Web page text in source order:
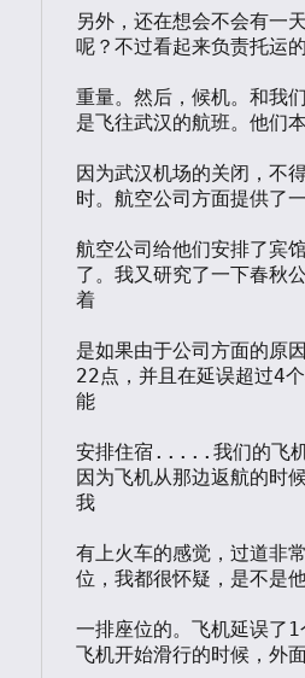
另外，还在想会不会有一
呢？不过看起来负责托运
重量。然后，候机。和我
是飞往武汉的航班。他们
因为武汉机场的关闭，不
时。航空公司方面提供了
航空公司给他们安排了宾
了。我又研究了一下春秋
着
是如果由于公司方面的原
22点，并且在延误超过4
能
安排住宿.....我们的飞机
因为飞机从那边返航的时
我
有上火车的感觉，过道非
位，我都很怀疑，是不是
一排座位的。飞机延误了
飞机开始滑行的时候，外